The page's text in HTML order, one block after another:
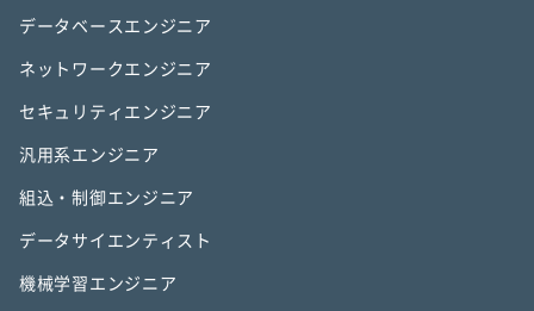
データベースエンジニア
ネットワークエンジニア
セキュリティエンジニア
汎用系エンジニア
組込・制御エンジニア
データサイエンティスト
機械学習エンジニア